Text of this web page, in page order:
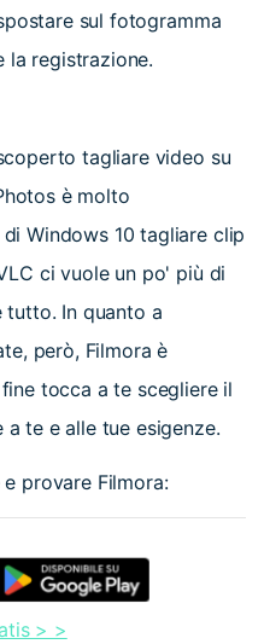
sul fotogramma
la registrazione.
tagliare video su
è molto
Windows 10 tagliare clip
ci vuole un po' più di
tutto. In quanto a
però, Filmora è
tocca a te scegliere il
te e alle tue esigenze.
provare Filmora:
> >